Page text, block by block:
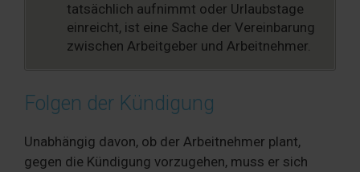
tatsächlich aufnimmt oder Urlaubstage
einreicht, ist eine Sache der Vereinbarung
zwischen Arbeitgeber und Arbeitnehmer.
Folgen der Kündigung
Unabhängig davon, ob der Arbeitnehmer plant,
gegen die Kündigung vorzugehen, muss er sich